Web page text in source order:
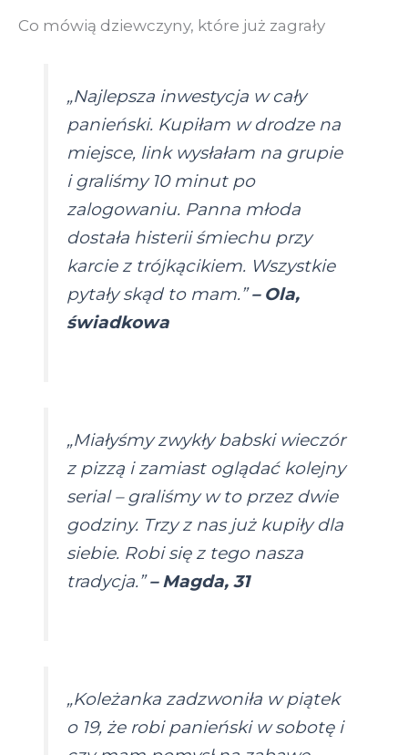
Co mówią dziewczyny, które już zagrały
„Najlepsza inwestycja w cały
panieński. Kupiłam w drodze na
miejsce, link wysłałam na grupie
i graliśmy 10 minut po
zalogowaniu. Panna młoda
dostała histerii śmiechu przy
karcie z trójkącikiem. Wszystkie
pytały skąd to mam.” – Ola,
świadkowa
„Miałyśmy zwykły babski wieczór
z pizzą i zamiast oglądać kolejny
serial – graliśmy w to przez dwie
godziny. Trzy z nas już kupiły dla
siebie. Robi się z tego nasza
tradycja.” – Magda, 31
„Koleżanka zadzwoniła w piątek
o 19, że robi panieński w sobotę i